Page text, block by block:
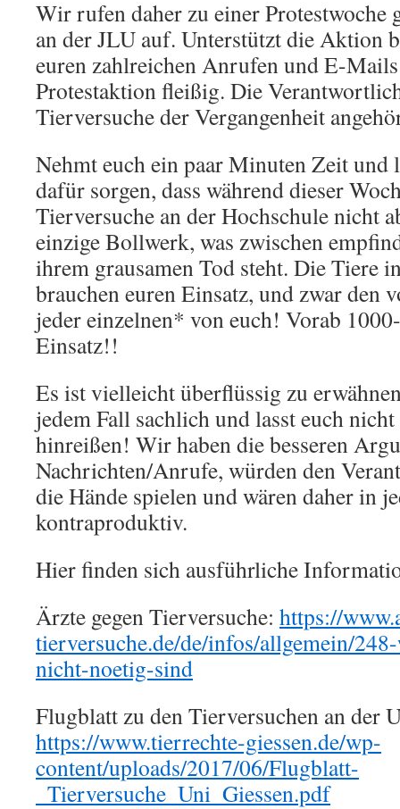
Wir rufen daher zu einer Protestwoche
an der JLU auf. Unterstützt die Aktion
euren zahlreichen Anrufen und E-
Protestaktion fleißig. Die
Tierversuche der Vergangenheit
Nehmt euch ein paar Minuten Zeit und
dafür sorgen, dass während dieser
Tierversuche an der Hochschule nicht
einzige Bollwerk, was zwischen
ihrem grausamen Tod steht. Die Tiere
brauchen euren Einsatz, und zwar den
jeder einzelnen* von euch! Vorab
Einsatz!!
Es ist vielleicht überflüssig zu
jedem Fall sachlich und lasst euch
hinreißen! Wir haben die besseren
Nachrichten/Anrufe, würden den
die Hände spielen und wären daher in
kontraproduktiv.
Hier finden sich ausführliche
Ärzte gegen Tierversuche: https://
tierversuche.de/de/infos/allgemein/
nicht-noetig-sind
Flugblatt zu den Tierversuchen an der
https://www.tierrechte-giessen.de/wp-
content/uploads/2017/06/Flugblatt-
_Tierversuche_Uni_Giessen.pdf